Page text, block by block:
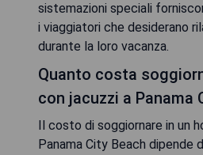
sistemazioni speciali
i viaggiatori che desiderano
durante la loro vacanza.
Quanto costa
con jacuzzi a Panama
Il costo di soggiornare in un
Panama City Beach dipende